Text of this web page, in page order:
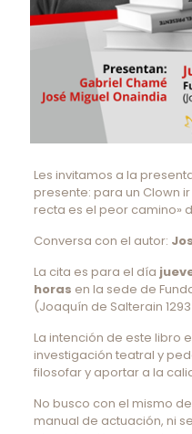
Les invitamos a la
presente: para un Clown
recta es el peor camino»
Conversa con el autor:
La cita es para el día
horas en la sede de
(Joaquín de Salterain
La intención de este libro
investigación teatral y
filosofar y aportar a la
No busco con el mismo
manual de actuación, ni